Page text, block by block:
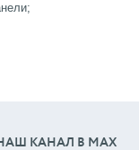
КАНАЛ В МАХ